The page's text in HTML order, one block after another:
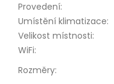
Provedení:
Umístění klimatizace:
Velikost místnosti:
WiFi:
Rozměry: